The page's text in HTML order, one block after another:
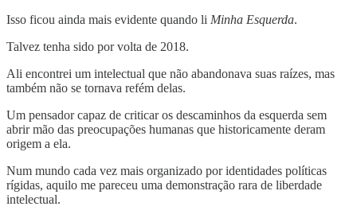
Isso ficou ainda mais evidente quando li Minha Esquerda.
Talvez tenha sido por volta de 2018.
Ali encontrei um intelectual que não abandonava suas raízes, mas
também não se tornava refém delas.
Um pensador capaz de criticar os descaminhos da esquerda sem
abrir mão das preocupações humanas que historicamente deram
origem a ela.
Num mundo cada vez mais organizado por identidades políticas
rígidas, aquilo me pareceu uma demonstração rara de liberdade
intelectual.